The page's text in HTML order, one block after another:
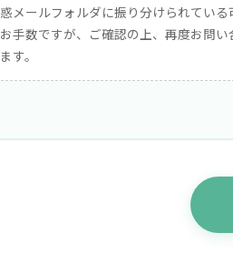
惑メールフォルダに振り分けられている
お手数ですが、ご確認の上、再度お問
ます。